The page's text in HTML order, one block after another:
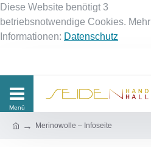
Diese Website benötigt 3
betriebsnotwendige Cookies. Mehr
Informationen: Datenschutz
Merinowolle – Infoseite